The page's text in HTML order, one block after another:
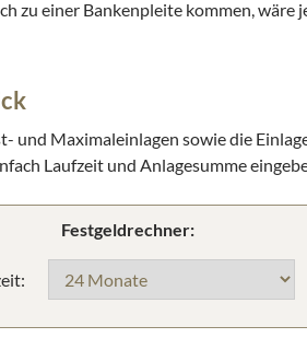
zu einer Bankenpleite kommen,
und Maximaleinlagen sowie die
Laufzeit und Anlagesumme
Festgeldrechner: